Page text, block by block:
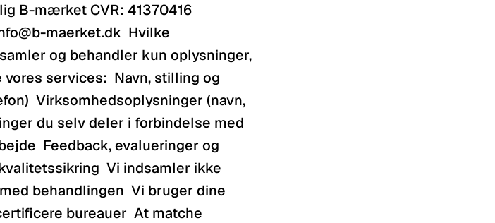
B-mærket CVR: 41370416
maerket.dk  Hvilke
og behandler kun oplysninger,
services:  Navn, stilling og
Virksomhedsoplysninger (navn,
du selv deler i forbindelse med
Feedback, evalueringer og
Vi indsamler ikke
behandlingen  Vi bruger dine
bureauer  At matche